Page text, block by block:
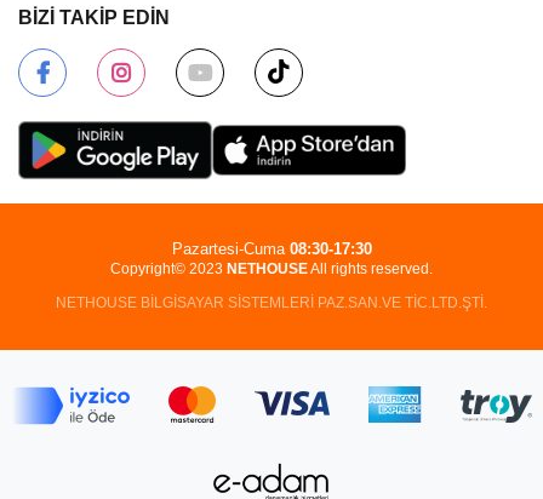
BİZİ TAKİP EDİN
Copyright© 2023 NETHOUSEAll rights reserved.
NETHOUSE BİLGİSAYAR SİSTEMLERİ PAZ.SAN.VE TİC.LTD.ŞTİ.
Pazartesi-Cuma 08:30-17:30